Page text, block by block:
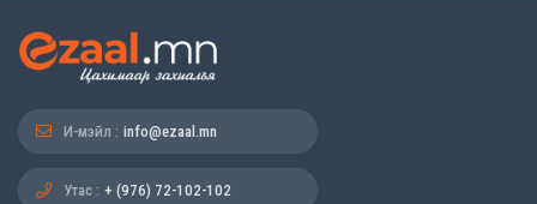
И-мэйл : info@ezaal.mn
Утас : + (976) 72-102-102